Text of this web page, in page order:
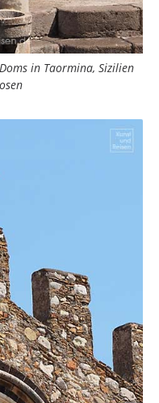
in Taormina, Sizilien